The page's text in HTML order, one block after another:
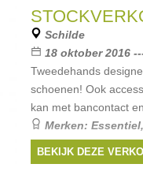
Schilde
18 oktober 2016
Tweedehands
schoenen! Ook
kan met bancontact
Merken: Essentiel,
Isabel Marant, ...
BEKIJK DEZE